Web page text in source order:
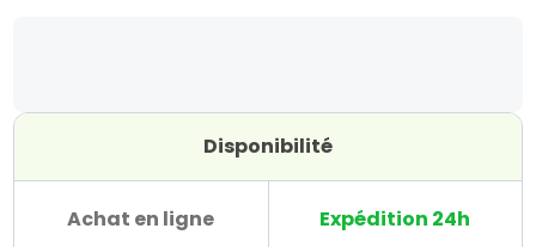
Disponibilité
Achat en ligne Expédition 24h